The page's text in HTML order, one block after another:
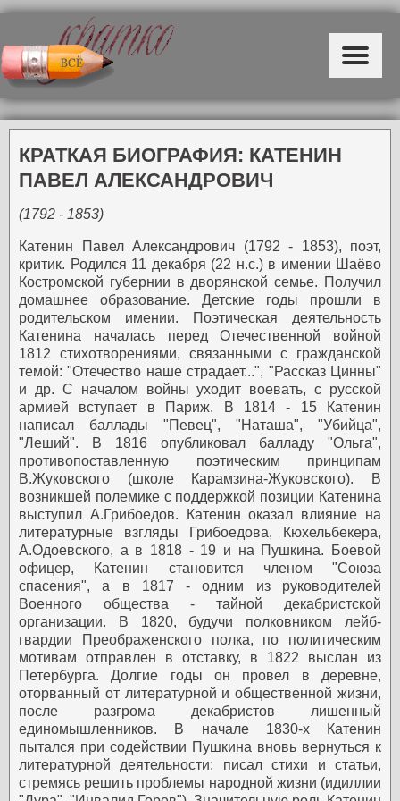
КРАТКАЯ БИОГРАФИЯ: КАТЕНИН
ПАВЕЛ АЛЕКСАНДРОВИЧ
(1792 - 1853)
Катенин Павел Александрович (1792 - 1853), поэт,
критик. Родился 11 декабря (22 н.с.) в имении Шаёво
Костромской губернии в дворянской семье. Получил
домашнее образование. Детские годы прошли в
родительском имении. Поэтическая деятельность
Катенина началась перед Отечественной войной
1812 стихотворениями, связанными с гражданской
темой: "Отечество наше страдает...", "Рассказ Цинны"
и др. С началом войны уходит воевать, с русской
армией вступает в Париж. В 1814 - 15 Катенин
написал баллады "Певец", "Наташа", "Убийца",
"Леший". В 1816 опубликовал балладу "Ольга",
противопоставленную поэтическим принципам
В.Жуковского (школе Карамзина-Жуковского). В
возникшей полемике с поддержкой позиции Катенина
выступил А.Грибоедов. Катенин оказал влияние на
литературные взгляды Грибоедова, Кюхельбекера,
А.Одоевского, а в 1818 - 19 и на Пушкина. Боевой
офицер, Катенин становится членом "Союза
спасения", а в 1817 - одним из руководителей
Военного общества - тайной декабристской
организации. В 1820, будучи полковником лейб-
гвардии Преображенского полка, по политическим
мотивам отправлен в отставку, в 1822 выслан из
Петербурга. Долгие годы он провел в деревне,
оторванный от литературной и общественной жизни,
после разгрома декабристов лишенный
единомышленников. В начале 1830-х Катенин
пытался при содействии Пушкина вновь вернуться к
литературной деятельности; писал стихи и статьи,
стремясь решить проблемы народной жизни (идиллии